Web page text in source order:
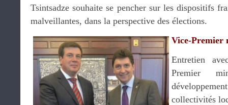
Tsintsadze souhaite se pencher sur les dispositifs
malveillantes, dans la perspective des élections.
Vice-Premier
Entretien
Premier
collectivités